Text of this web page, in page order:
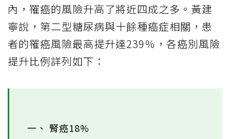
內，罹癌的風險升高了將近四成之多。黃建
寧說，第二型糖尿病與十餘種癌症相關，患
者的罹癌風險最高提升達239％，各癌別風險
提升比例詳列如下：
一、 腎癌18%